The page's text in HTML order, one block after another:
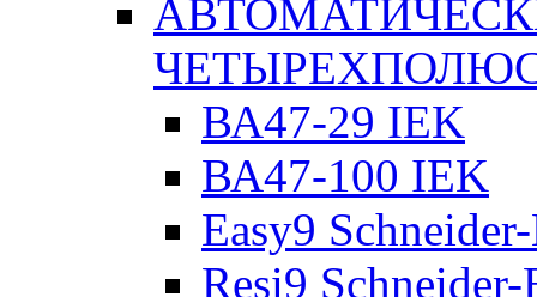
ВА47-29 IEK
ВА47-100 IEK
Easy9
Resi9